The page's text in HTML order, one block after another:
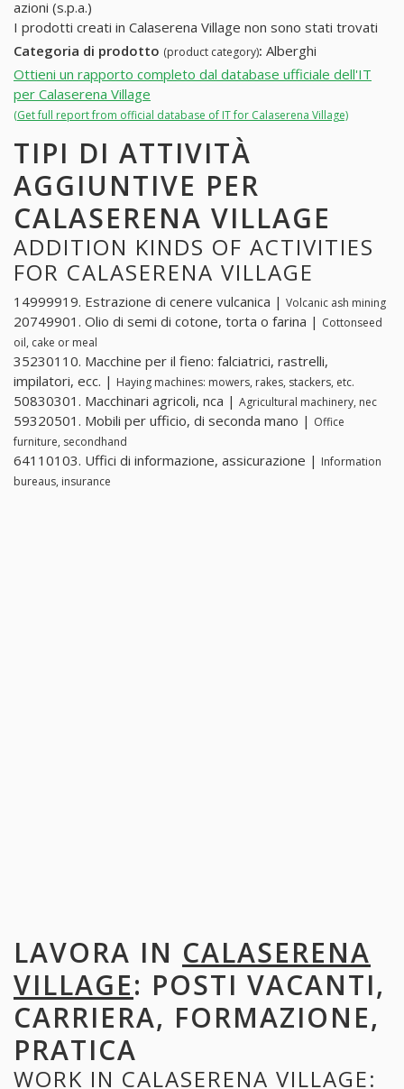
azioni (s.p.a.)
I prodotti creati in Calaserena Village non sono stati trovati
Categoria di prodotto (product category): Alberghi
Ottieni un rapporto completo dal database ufficiale dell'IT
per Calaserena Village
(Get full report from official database of IT for Calaserena Village)
TIPI DI ATTIVITÀ
AGGIUNTIVE PER
CALASERENA VILLAGE
ADDITION KINDS OF ACTIVITIES
FOR CALASERENA VILLAGE
14999919. Estrazione di cenere vulcanica | Volcanic ash mining
20749901. Olio di semi di cotone, torta o farina | Cottonseed
oil, cake or meal
35230110. Macchine per il fieno: falciatrici, rastrelli,
impilatori, ecc. | Haying machines: mowers, rakes, stackers, etc.
50830301. Macchinari agricoli, nca | Agricultural machinery, nec
59320501. Mobili per ufficio, di seconda mano | Office
furniture, secondhand
64110103. Uffici di informazione, assicurazione | Information
bureaus, insurance
LAVORA IN CALASERENA
VILLAGE: POSTI VACANTI,
CARRIERA, FORMAZIONE,
PRATICA
WORK IN CALASERENA VILLAGE: